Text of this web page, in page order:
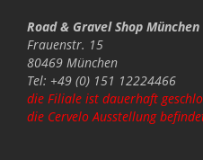
Road & Gravel Shop München
Frauenstr. 15
80469 München
Tel: +49 (0) 151 12224466
die Filiale ist dauerhaft
die Cervelo Ausstellung